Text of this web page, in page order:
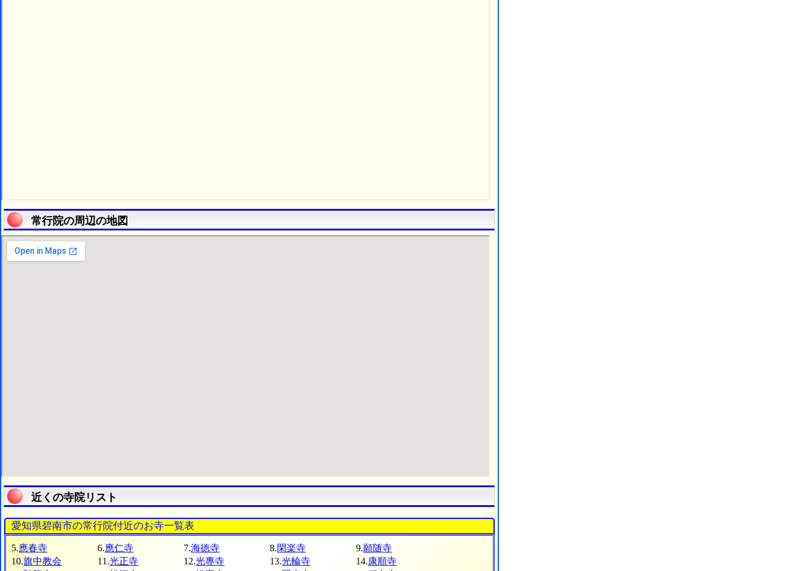
常行院の周辺の地図
近くの寺院リスト
愛知県碧南市の常行院付近のお寺一覧表
5.應春寺 6.應仁寺 7.海徳寺 8.閑楽寺 9.願随寺
10.旗中教会 11.光正寺 12.光專寺 13.光輪寺 14.康順寺